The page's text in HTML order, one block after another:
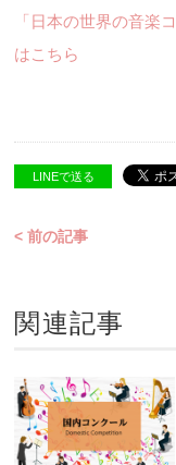
「日本の世界の音楽
はこちら
LINEで送る
< 前の記事
関連記事